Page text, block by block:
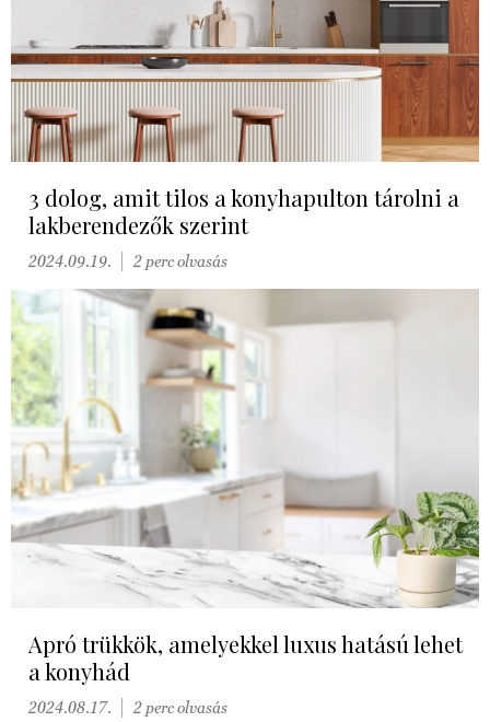
3 dolog, amit tilos a konyhapulton tárolni a
lakberendezők szerint
2024.09.19. 2 perc olvasás
Apró trükkök, amelyekkel luxus hatású lehet
a konyhád
2024.08.17. 2 perc olvasás